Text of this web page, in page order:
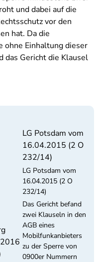
und dabei auf die
vor den
hat. Da die
ohne Einhaltung dieser
das Gericht die Klausel
LG Potsdam vom
16.04.2015 (2 O
232/14)
LG Potsdam vom
16.04.2015 (2 O
232/14)
Das Gericht befand
zwei Klauseln in den
AGB eines
Mobilfunkanbieters
zu der Sperre von
0900er Nummern